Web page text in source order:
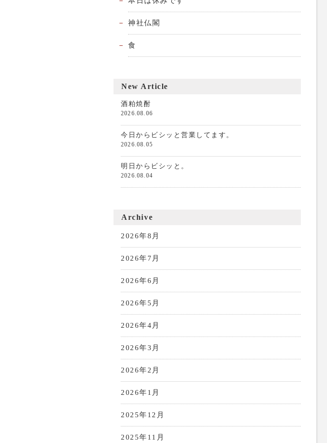
神社仏閣
食
New Article
酒粕焼酎
2026.08.06
今日からビシッと営業してます。
2026.08.05
明日からビシッと。
2026.08.04
Archive
2026年8月
2026年7月
2026年6月
2026年5月
2026年4月
2026年3月
2026年2月
2026年1月
2025年12月
2025年11月